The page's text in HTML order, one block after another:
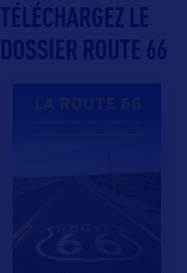
TÉLÉCHARGEZ LE
DOSSIER ROUTE 66